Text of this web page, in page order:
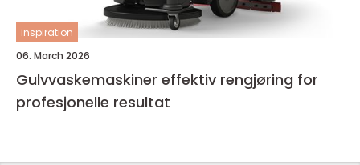
inspiration
06. March 2026
Gulvvaskemaskiner effektiv rengjøring for
profesjonelle resultat